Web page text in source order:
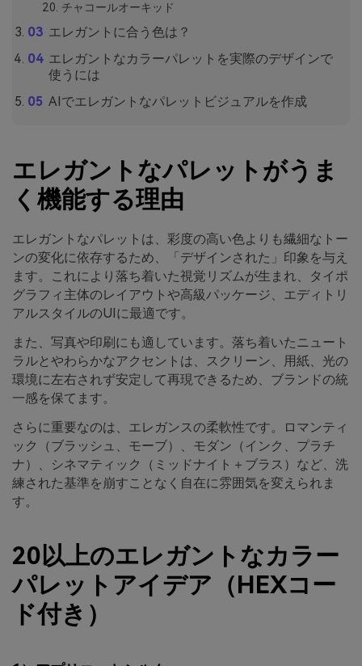
チャコールオーキッド
エレガントに合う色は？
エレガントなカラーパレットを実際のデザインで
使うには
AIでエレガントなパレットビジュアルを作成
エレガントなパレットがうま
く機能する理由
エレガントなパレットは、彩度の高い色よりも繊細なトー
ンの変化に依存するため、「デザインされた」印象を与え
ます。これにより落ち着いた視覚リズムが生まれ、タイポ
グラフィ主体のレイアウトや高級パッケージ、エディトリ
アルスタイルのUIに最適です。
また、写真や印刷にも適しています。落ち着いたニュート
ラルとやわらかなアクセントは、スクリーン、用紙、光の
環境に左右されず安定して再現できるため、ブランドの統
一感を保てます。
さらに重要なのは、エレガンスの柔軟性です。ロマンティ
ック（ブラッシュ、モーブ）、モダン（インク、プラチ
ナ）、シネマティック（ミッドナイト＋ブラス）など、洗
練された基準を崩すことなく自在に雰囲気を変えられま
す。
20以上のエレガントなカラー
パレットアイデア（HEXコー
ド付き）